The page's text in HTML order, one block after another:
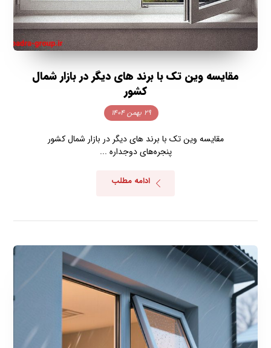
مقایسه وین تک با برند های دیگر در بازار شمال
کشور
۲۹ بهمن ۱۴۰۴
مقایسه وین تک با برند های دیگر در بازار شمال کشور
پنجره‌های دوجداره ...
ادامه مطلب